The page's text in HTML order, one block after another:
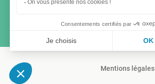
Mentions légales